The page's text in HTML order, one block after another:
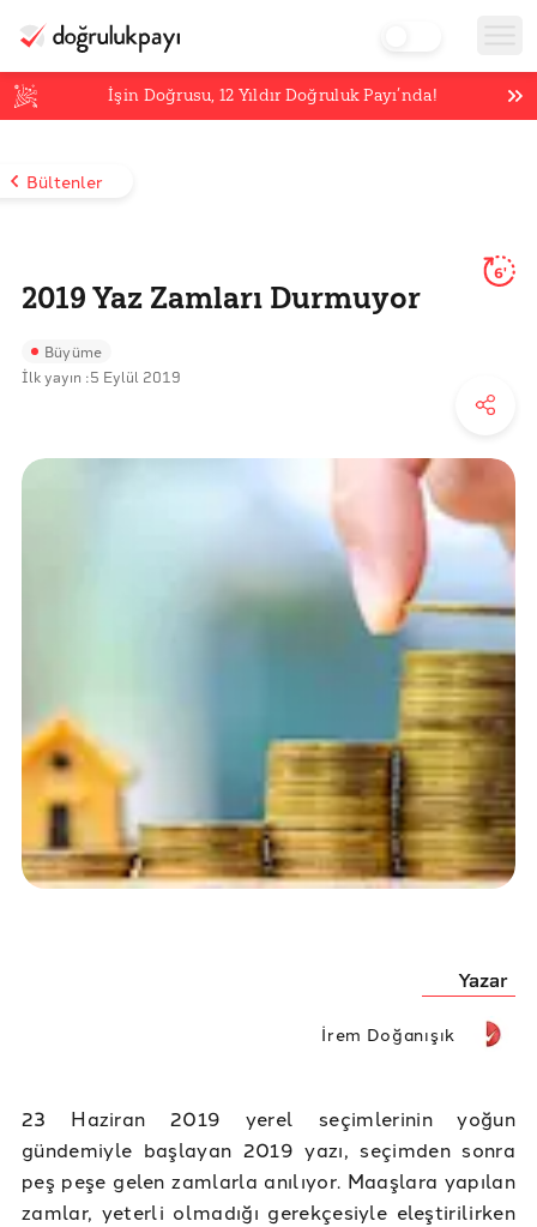
İşin Doğrusu,12 Yıldır Doğruluk Payı’nda!
Bültenler
2019 Yaz Zamları Durmuyor
6'
Büyüme
İlk yayın :5 Eylül 2019
Yazar
İrem Doğanışık
23 Haziran 2019 yerel seçimlerinin yoğun
gündemiyle başlayan 2019 yazı, seçimden sonra
peş peşe gelen zamlarla anılıyor. Maaşlara yapılan
zamlar, yeterli olmadığı gerekçesiyle eleştirilirken